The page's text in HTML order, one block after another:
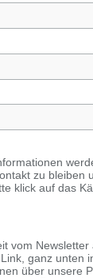
zu bleiben
klick auf das
vom Newsletter
ganz unten
über unsere